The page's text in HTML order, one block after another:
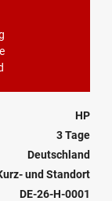
HP
3 Tage
Deutschland
und Standort
DE-26-H-0001